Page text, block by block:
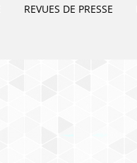
REVUES DE PRESSE